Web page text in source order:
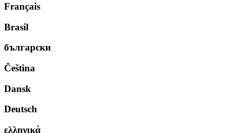
Français
Brasil
български
Čeština
Dansk
Deutsch
ελληνικά